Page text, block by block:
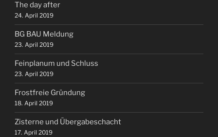
The day after
24. April 2019
BG BAU Meldung
23. April 2019
Feinplanum und Schluss
23. April 2019
Frostfreie Gründung
18. April 2019
Zisterne und Übergabeschacht
17. April 2019